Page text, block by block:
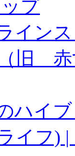
プ
イン
旧 赤
ハイ
イフ)